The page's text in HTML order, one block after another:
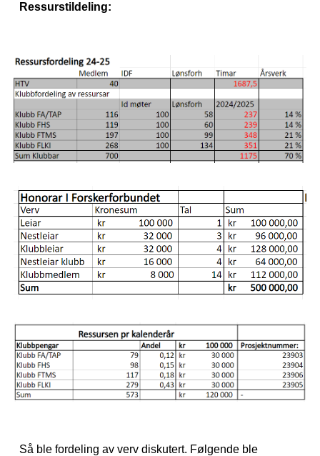
Ressurstildeling:
Så ble fordeling av verv diskutert. Følgende ble